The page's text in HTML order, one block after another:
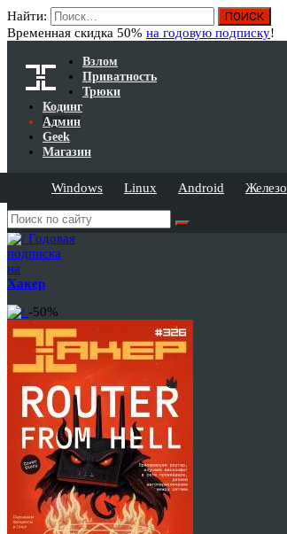
Найти:
Временная скидка 50% на годовую подписку!
Взлом
Приватность
Трюки
Кодинг
Админ
Geek
Магазин
Windows Linux Android Железо
Годовая
подписка
на
Хакер
-50%